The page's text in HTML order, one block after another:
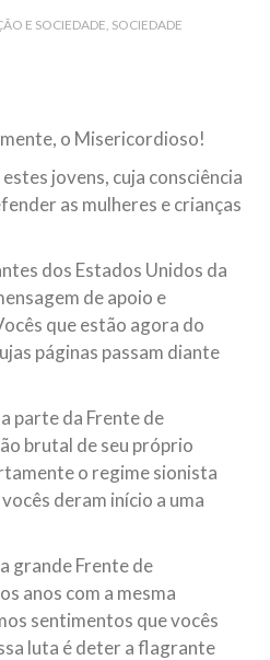
O Misericordioso! O Centro
a nação islâmica pela chegada
1435 Hejrita. Desejamos a
Ali Ibn Al-Hussein
martírio do quarto Imam dos
Al-Hussein Ibn Ali Ibn Abi Táleb
Ábidin” (Formosura
recebe o ex-
Exteriores da
Irã
de Abril, o Centro Islâmico no
em São Paulo, o ex-ministro das
E SOCIEDADE SOCIEDADE
o Misericordioso!
jovens, cuja consciência
as mulheres e crianças
dos Estados Unidos da
de apoio e
que estão agora do
páginas passam diante
parte da Frente de
brutal de seu próprio
o regime sionista
deram início a uma
grande Frente de
anos com a mesma
sentimentos que vocês
luta é deter a flagrante